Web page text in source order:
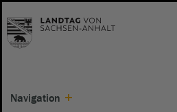
Navigation